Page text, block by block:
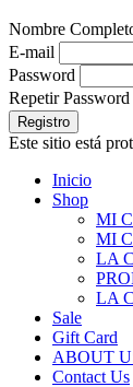
Nombre
E-mail
Password
Repetir Password
Este sitio está
Inicio
Shop
MI
MI
LA
LA
Sale
Gift Card
ABOUT
Contact Us